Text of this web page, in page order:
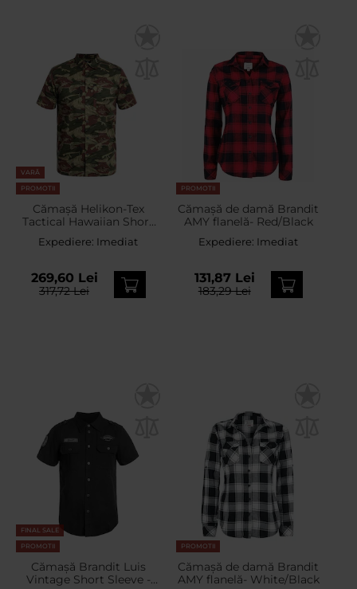
VARĂ
PROMOTII
Cămașă Helikon-Tex
Tactical Hawaiian Short
Sleeve - Brushstroke
Camo
Expediere: Imediat
269,60 Lei
317,72 Lei
PROMOTII
Cămașă de damă Brandit
AMY flanelă- Red/Black
Expediere: Imediat
131,87 Lei
183,29 Lei
FINAL SALE
PROMOTII
Cămașă Brandit Luis
Vintage Short Sleeve -
PROMOTII
Cămașă de damă Brandit
AMY flanelă- White/Black